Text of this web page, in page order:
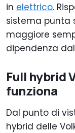
in elettrico.
sistema punta
maggiore
dipendenza
Full hybrid
funziona
Dal punto di
hybrid delle